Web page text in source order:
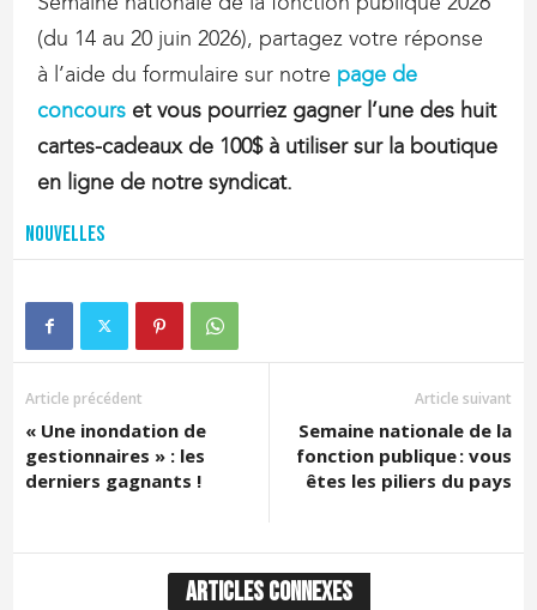
(du 14 au 20 juin 2026), partagez votre réponse
à l’aide du formulaire sur notre page de
concours et vous pourriez gagner l’une des huit
cartes-cadeaux de 100$ à utiliser sur la boutique
en ligne de notre syndicat.
Nouvelles
Article précédent
« Une inondation de
gestionnaires » : les
derniers gagnants !
Article suivant
Semaine nationale de la
fonction publique : vous
êtes les piliers du pays
ARTICLES CONNEXES